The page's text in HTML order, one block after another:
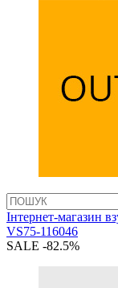
Інтернет-магазин
VS75-116046
SALE -82.5%